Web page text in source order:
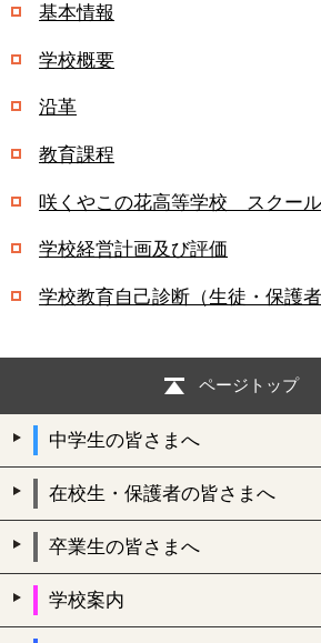
基本情報
学校概要
沿革
教育課程
咲くやこの花高等学校 スクー
学校経営計画及び評価
学校教育自己診断（生徒・保護
ページトップ
中学生の皆さまへ
在校生・保護者の皆さまへ
卒業生の皆さまへ
学校案内